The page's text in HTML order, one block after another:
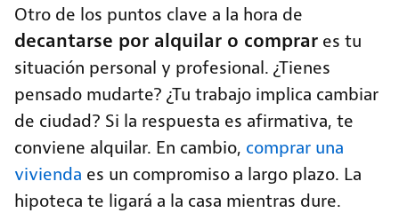
Otro de los puntos clave a la hora de
decantarse por alquilar o comprar es tu
situación personal y profesional. ¿Tienes
pensado mudarte? ¿Tu trabajo implica cambiar
de ciudad? Si la respuesta es afirmativa, te
conviene alquilar. En cambio, comprar una
vivienda es un compromiso a largo plazo. La
hipoteca te ligará a la casa mientras dure.